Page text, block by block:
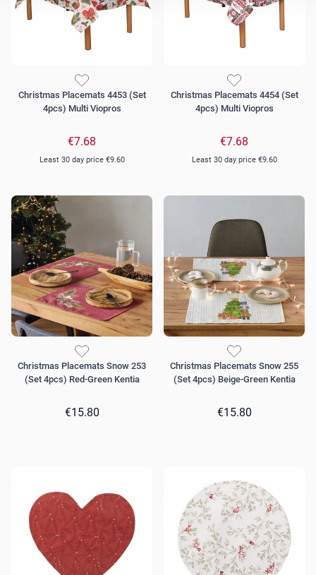
Christmas Placemats 4453 (Set
4pcs) Multi Viopros
€7.68
Least 30 day price €9.60
Christmas Placemats 4454 (Set
4pcs) Multi Viopros
€7.68
Least 30 day price €9.60
Christmas Placemats Snow 253
(Set 4pcs) Red-Green Kentia
€15.80
Christmas Placemats Snow 255
(Set 4pcs) Beige-Green Kentia
€15.80